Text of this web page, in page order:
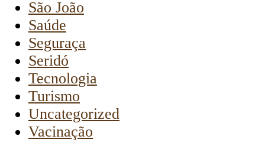
São João
Saúde
Seguraça
Seridó
Tecnologia
Turismo
Uncategorized
Vacinação